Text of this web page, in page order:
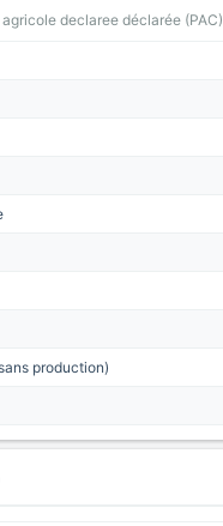
declaree déclarée (PAC)
production)